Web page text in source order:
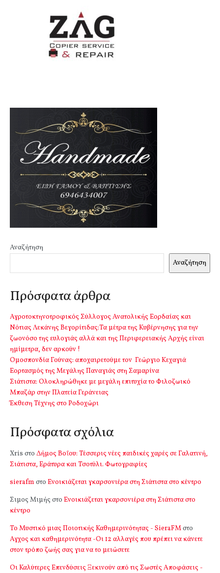
Αναζήτηση
Αναζήτηση
Πρόσφατα άρθρα
Αγροτοκτηνοτροφικός Σύλλογος Ανατολικής Εορδαίας και
Νότιας Λεκάνης Βεγορίτιδας:Τα μέτρα της Κυβέρνησης για την
ζωονόσο της ευλογιάς αλλά και της Περιφερειακής Αρχής είναι
ημίμετρα, δεν αρκούν !
Ομοσπονδία Γούνας: αποχαιρετούμε τον Γεώργιο Κεχαγιά
Εορτασμός της Μεγάλης Παναγιάς στη Σαμαρίνα
Σιάτιστα: Oλοκληρώθηκε με μεγάλη επιτυχία το Φιλοζωικό
Μπαζάρ στην Πλατεία Γεράνειας
Έκθεση Τέχνης στο Ροδοχώρι
Πρόσφατα σχόλια
Xris στο Δήμος Βοΐου: Τέσσερις νέες παιδικές χαρές σε Γαλατινή,
Σιάτιστα, Εράτυρα και Τσοτύλι. Φωτογραφίες
sierafm στο Ενοικιάζεται γκαρσονιέρα στη Σιάτιστα στο κέντρο
Σιμος Μιμής στο Ενοικιάζεται γκαρσονιέρα στη Σιάτιστα στο
κέντρο
Το Μυστικό μιας Ποιοτικής Καθημερινότητας - SieraFMστο
Αγχος και καθημερινότητα -Οι 12 αλλαγές που πρέπει να κάνετε
στον τρόπο ζωής σας για να το μειώσετε
Οι Καλύτερες Επενδύσεις Ξεκινούν από τις Σωστές Αποφάσεις -